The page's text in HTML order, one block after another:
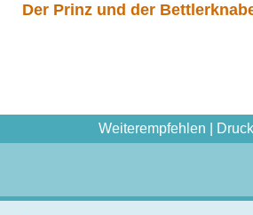
Der Prinz und der
Weiterempfehlen